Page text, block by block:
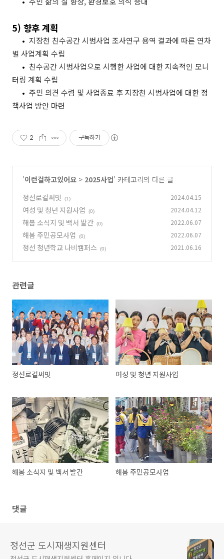
5) 향후 계획
• 지장천 친수공간 시범사업 조사연구 용역 결과에 따른 연차
별 사업계획 수립
• 친수공간 시범사업으로 시행한 사업에 대한 지속적인 모니
터링 계획 수립
• 주민 의견 수렴 및 사업종료 후 지장천 시범사업에 대한 정
책사업 방안 마련
2 구독하기
'이런걸하고있어요 > 2025사업' 카테고리의 다른 글
정선로컬써밋
(1) 2024.04.15
여성 및 청년 지원사업 (0) 2024.04.12
해봄 소식지 및 백서 발간 (0) 2022.06.07
해봄 주민공모사업 (0) 2022.06.07
정선 청년학교 나비캠퍼스 (0) 2021.06.16
관련글
정선로컬써밋 여성 및 청년 지원사업
해봄 소식지 및 백서 발간 해봄 주민공모사업
댓글
정선군 도시재생지원센터